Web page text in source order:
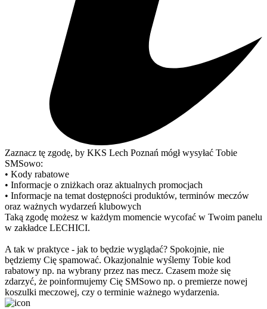
Zaznacz tę zgodę, by KKS Lech Poznań mógł wysyłać Tobie
SMSowo:
• Kody rabatowe
• Informacje o zniżkach oraz aktualnych promocjach
• Informacje na temat dostępności produktów, terminów meczów
oraz ważnych wydarzeń klubowych
Taką zgodę możesz w każdym momencie wycofać w Twoim panelu
w zakładce LECHICI.
A tak w praktyce - jak to będzie wyglądać? Spokojnie, nie
będziemy Cię spamować. Okazjonalnie wyślemy Tobie kod
rabatowy np. na wybrany przez nas mecz. Czasem może się
zdarzyć, że poinformujemy Cię SMSowo np. o premierze nowej
koszulki meczowej, czy o terminie ważnego wydarzenia.